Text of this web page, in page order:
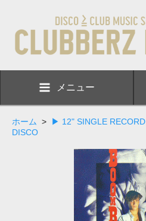
メニュー
ホーム > ▶ 12" SINGLE RECORD
DISCO